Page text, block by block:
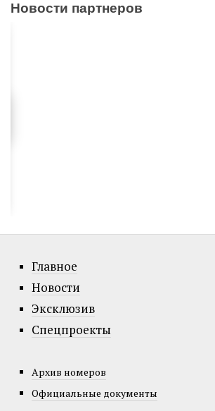
Новости партнеров
Главное
Новости
Эксклюзив
Спецпроекты
Архив номеров
Официальные документы